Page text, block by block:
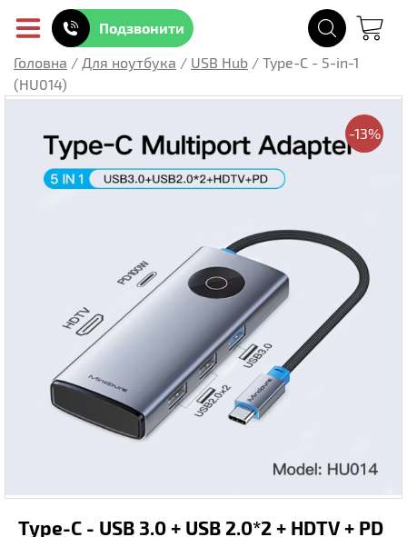
Подзвонити
Головна / Для ноутбука / USB Hub / Type-C - 5-in-1
(HU014)
-13%
Type-C - USB 3.0 + USB 2.0*2 + HDTV + PD